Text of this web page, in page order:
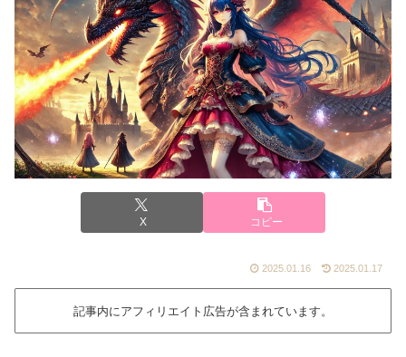
X コピー
2025.01.16 2025.01.17
記事内にアフィリエイト広告が含まれています。